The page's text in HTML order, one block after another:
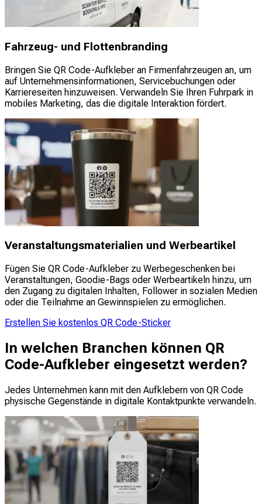
Fahrzeug- und Flottenbranding
Bringen Sie QR Code-Aufkleber an Firmenfahrzeugen an, um
auf Unternehmensinformationen, Servicebuchungen oder
Karriereseiten hinzuweisen. Verwandeln Sie Ihren Fuhrpark in
mobiles Marketing, das die digitale Interaktion fördert.
Veranstaltungsmaterialien und Werbeartikel
Fügen Sie QR Code-Aufkleber zu Werbegeschenken bei
Veranstaltungen, Goodie-Bags oder Werbeartikeln hinzu, um
den Zugang zu digitalen Inhalten, Follower in sozialen Medien
oder die Teilnahme an Gewinnspielen zu ermöglichen.
Erstellen Sie kostenlos QR Code-Sticker
In welchen Branchen können QR
Code-Aufkleber eingesetzt werden?
Jedes Unternehmen kann mit den Aufklebern von QR Code
physische Gegenstände in digitale Kontaktpunkte verwandeln.